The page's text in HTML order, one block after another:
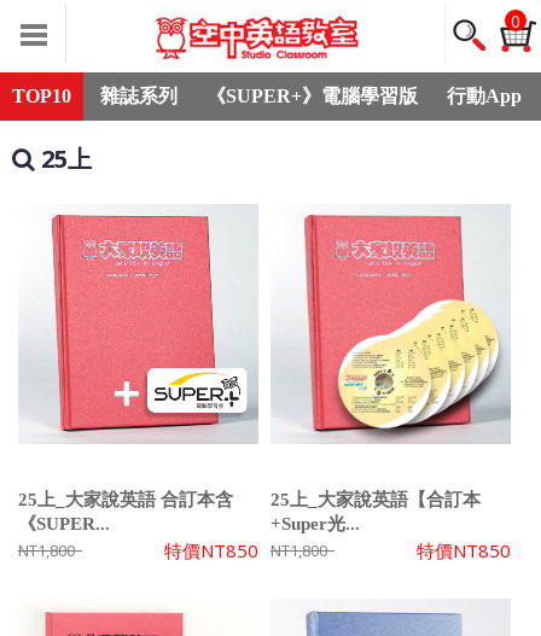
0
TOP10 雜誌系列 《SUPER+》電腦學習版 行動App
25上
25上_大家說英語 合訂本含
《SUPER...
NT1,800 特價NT850
25上_大家說英語【合訂本
+Super光...
NT1,800 特價NT850